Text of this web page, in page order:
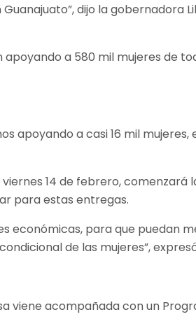
dijo la gobernadora
a 580 mil mujeres de
apoyando a casi 16 mil
14 de febrero,
para estas entregas.
económicas, para que puedan
de las mujeres”,
viene acompañada con un